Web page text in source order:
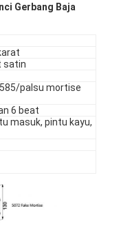
Gerbang Baja
satin
palsu mortise
6 beat
masuk, pintu kayu,